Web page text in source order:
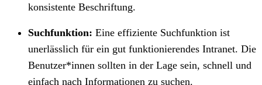
konsistente Beschriftung.
Suchfunktion: Eine effiziente Suchfunktion ist
unerlässlich für ein gut funktionierendes Intranet. Die
Benutzer*innen sollten in der Lage sein, schnell und
einfach nach Informationen zu suchen.